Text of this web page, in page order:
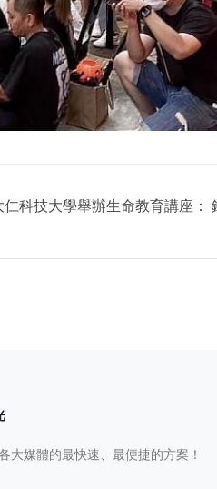
仁科技大學舉辦生命教育講座：
大媒體的最快速、最便捷的方案！